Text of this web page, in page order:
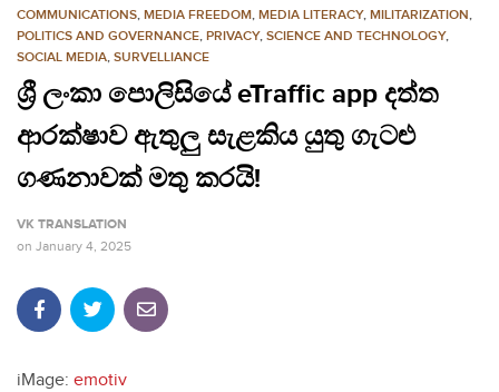
COMMUNICATIONS, MEDIA FREEDOM, MEDIA LITERACY, MILITARIZATION,
POLITICS AND GOVERNANCE, PRIVACY, SCIENCE AND TECHNOLOGY,
SOCIAL MEDIA, SURVELLIANCE
ශ්‍රී ලංකා පොලිසියේ eTraffic app දත්ත
ආරක්ෂාව ඇතුලු සැළකිය යුතු ගැටළු
ගණනාවක් මතු කරයි!
VK TRANSLATION
on January 4, 2025
iMage: emotiv